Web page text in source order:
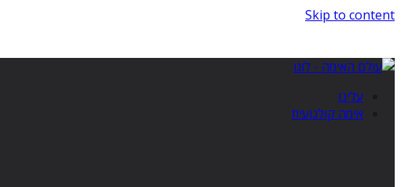
Skip to content
עלינו
אימה קולנועית